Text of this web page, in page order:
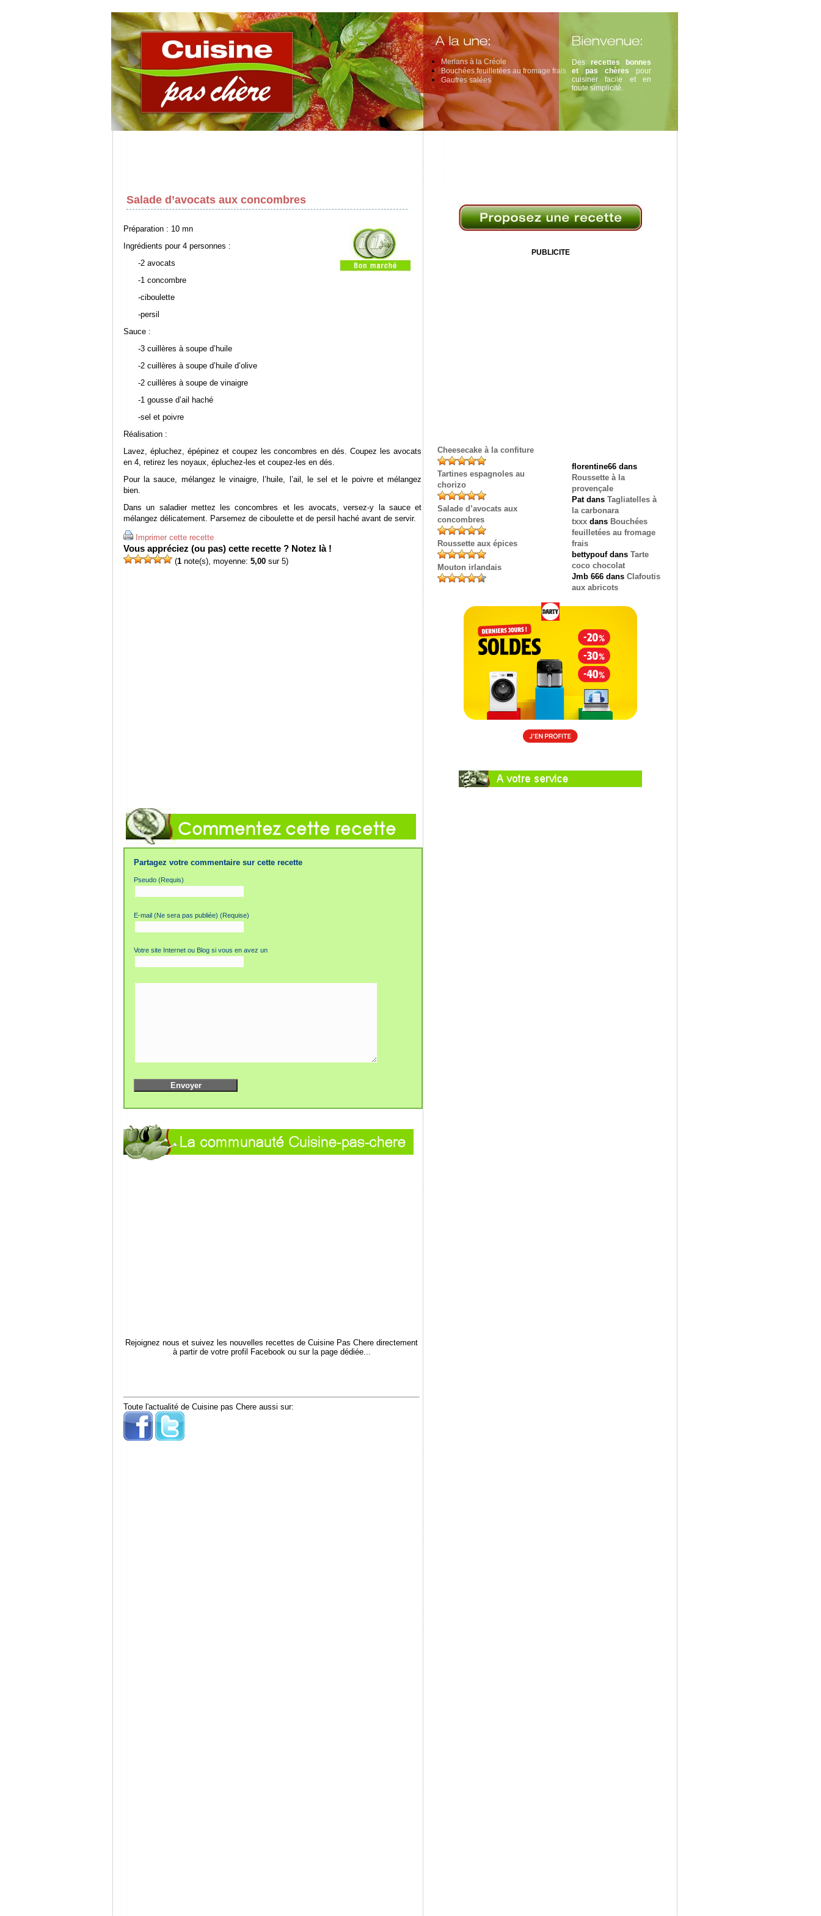
Des recettes bonnes
et pas chères pour
cuisiner facile et en
toute simplicité.
Merlans à la Créole
Bouchées feuilletées au fromage frais
Gaufres salées
Salade d’avocats aux concombres
Préparation : 10 mn
Ingrédients pour 4 personnes :
-2 avocats
-1 concombre
-ciboulette
-persil
Sauce :
-3 cuillères à soupe d’huile
-2 cuillères à soupe d’huile d’olive
-2 cuillères à soupe de vinaigre
-1 gousse d’ail haché
-sel et poivre
Réalisation :
Lavez, épluchez, épépinez et coupez les concombres en dés. Coupez les avocats
en 4, retirez les noyaux, épluchez-les et coupez-les en dés.
Pour la sauce, mélangez le vinaigre, l’huile, l’ail, le sel et le poivre et mélangez
bien.
Dans un saladier mettez les concombres et les avocats, versez-y la sauce et
mélangez délicatement. Parsemez de ciboulette et de persil haché avant de servir.
Imprimer cette recette
Vous appréciez (ou pas) cette recette ? Notez là !
(1 note(s), moyenne: 5,00 sur 5)
Partagez votre commentaire sur cette recette
Pseudo (Requis)
E-mail (Ne sera pas publiée) (Requise)
Votre site Internet ou Blog si vous en avez un
Rejoignez nous et suivez les nouvelles recettes de Cuisine Pas Chere directement
à partir de votre profil Facebook ou sur la page dédiée...
Toute l'actualité de Cuisine pas Chere aussi sur:
PUBLICITE
Cheesecake à la confiture
Tartines espagnoles au
chorizo
Salade d’avocats aux
concombres
Roussette aux épices
Mouton irlandais
florentine66 dans
Roussette à la
provençale
Patdans Tagliatelles à
la carbonara
txxx dans Bouchées
feuilletées au fromage
frais
bettypoufdans Tarte
coco chocolat
Jmb 666 dans Clafoutis
aux abricots